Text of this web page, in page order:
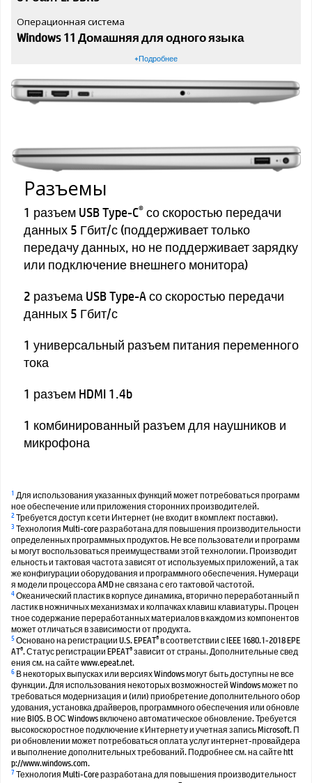
Операционная система
Windows 11 Домашняя для одного языка
+Подробнее
Разъемы
1 разъем USB Type-C® со скоростью передачи
данных 5 Гбит/с (поддерживает только
передачу данных, но не поддерживает зарядку
или подключение внешнего монитора)
2 разъема USB Type-A со скоростью передачи
данных 5 Гбит/с
1 универсальный разъем питания переменного
тока
1 разъем HDMI 1.4b
1 комбинированный разъем для наушников и
микрофона
1 Для использования указанных функций может потребоваться программ
ное обеспечение или приложения сторонних производителей.
2Требуется доступ к сети Интернет (не входит в комплект поставки).
3 Технология Multi-core разработана для повышения производительности
определенных программных продуктов. Не все пользователи и программ
ы могут воспользоваться преимуществами этой технологии. Производит
ельность и тактовая частота зависят от используемых приложений, а так
же конфигурации оборудования и программного обеспечения. Нумераци
я модели процессора AMD не связана с его тактовой частотой.
4Океанический пластик в корпусе динамика, вторично переработанный п
ластик в ножничных механизмах и колпачках клавиш клавиатуры. Процен
тное содержание переработанных материалов в каждом из компонентов
может отличаться в зависимости от продукта.
5Основано на регистрации U.S. EPEAT®в соответствии с IEEE 1680.1-2018 EPE
AT®. Статус регистрации EPEAT®зависит от страны. Дополнительные свед
ения см. на сайте www.epeat.net.
6 В некоторых выпусках или версиях Windows могут быть доступны не все
функции. Для использования некоторых возможностей Windows может по
требоваться модернизация и (или) приобретение дополнительного обор
удования, установка драйверов, программного обеспечения или обновле
ние BIOS. В ОС Windows включено автоматическое обновление. Требуется
высокоскоростное подключение к Интернету и учетная запись Microsoft. П
ри обновлении может потребоваться оплата услуг интернет-провайдера
и выполнение дополнительных требований. Подробнее см. на сайте htt
p://www.windows.com.
7Технология Multi-Core разработана для повышения производительност